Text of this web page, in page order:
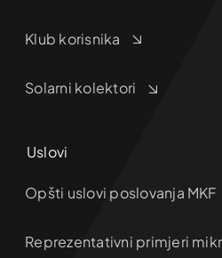
Klub korisnika
Solarni kolektori
Uslovi
Opšti uslovi poslovanja MKF
Reprezentativni primjeri